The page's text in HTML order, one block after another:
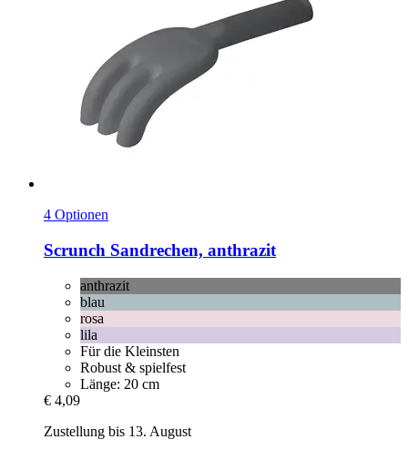
4 Optionen
Scrunch Sandrechen, anthrazit
anthrazit
blau
rosa
lila
Für die Kleinsten
Robust & spielfest
Länge: 20 cm
€ 4,09
Zustellung bis 13. August